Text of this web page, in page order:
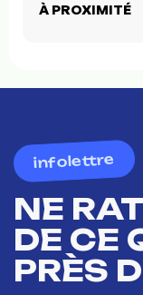
À PROXIMITÉ
infolettre
NE
DE CE
PRÈS